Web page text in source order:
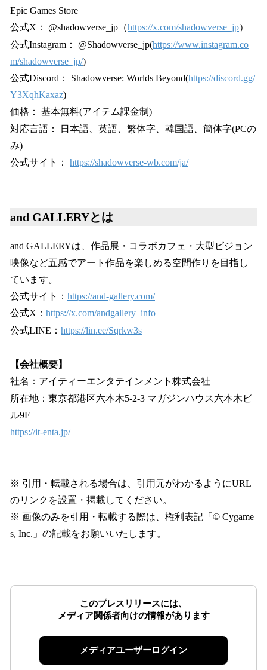
Epic Games Store
公式X： @shadowverse_jp（https://x.com/shadowverse_jp）
公式Instagram： @Shadowverse_jp(https://www.instagram.co
m/shadowverse_jp/)
公式Discord： Shadowverse: Worlds Beyond(https://discord.gg/
Y3XqhKaxaz)
価格： 基本無料(アイテム課金制)
対応言語： 日本語、英語、繁体字、韓国語、簡体字(PCの
み)
公式サイト： https://shadowverse-wb.com/ja/
and GALLERYとは
and GALLERYは、作品展・コラボカフェ・大型ビジョン
映像など五感でアート作品を楽しめる空間作りを目指し
ています。
公式サイト： https://and-gallery.com/
公式X： https://x.com/andgallery_info
公式LINE： https://lin.ee/Sqrkw3s
【会社概要】
社名：アイティーエンタテインメント株式会社
所在地：東京都港区六本木5-2-3 マガジンハウス六本木ビ
ル9F
https://it-enta.jp/
※ 引用・転載される場合は、引用元がわかるようにURL
のリンクを設置・掲載してください。
※ 画像のみを引用・転載する際は、権利表記「© Cygame
s, Inc.」の記載をお願いいたします。
このプレスリリースには、
メディア関係者向けの情報があります
メディアユーザーログイン